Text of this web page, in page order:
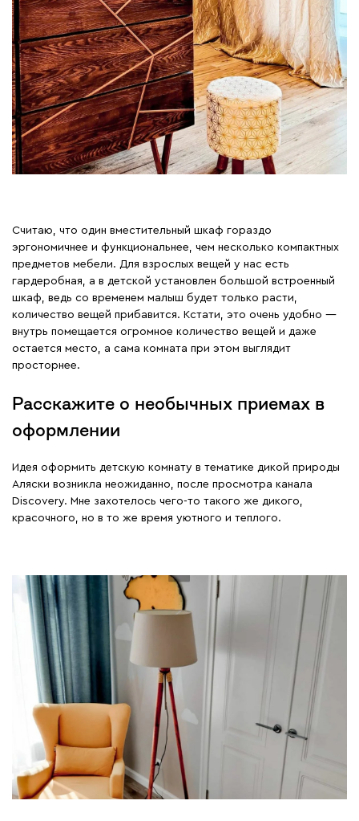
Считаю, что один вместительный шкаф гораздо
эргономичнее и функциональнее, чем несколько компактных
предметов мебели. Для взрослых вещей у нас есть
гардеробная, а в детской установлен большой встроенный
шкаф, ведь со временем малыш будет только расти,
количество вещей прибавится. Кстати, это очень удобно —
внутрь помещается огромное количество вещей и даже
остается место, а сама комната при этом выглядит
просторнее.
Расскажите о необычных приемах в
оформлении
Идея оформить детскую комнату в тематике дикой природы
Аляски возникла неожиданно, после просмотра канала
Discovery. Мне захотелось чего-то такого же дикого,
красочного, но в то же время уютного и теплого.